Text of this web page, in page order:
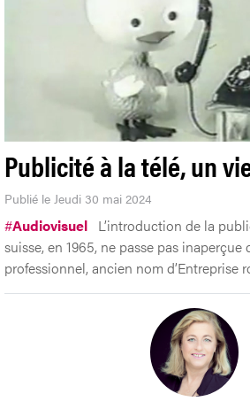
Publicité à la télé, un
Publié le Jeudi 30 mai 2024
#Audiovisuel L’introduction de la
suisse, en 1965, ne passe pas inaperçue
professionnel, ancien nom d’Entreprise